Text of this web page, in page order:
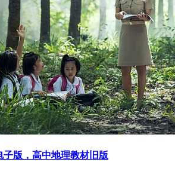
子版，高中地理教材旧版